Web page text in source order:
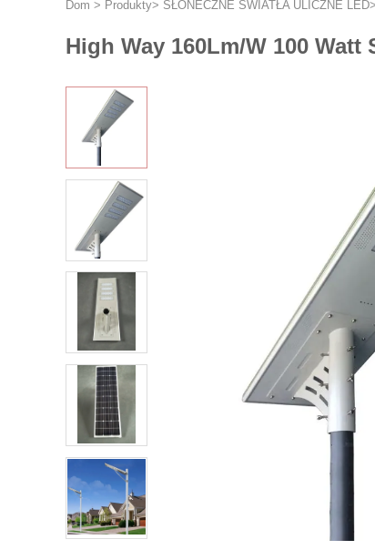
Dom > Produkty> SŁONECZNE ŚWIATŁA ULICZNE LED>
High Way 160Lm/W 100